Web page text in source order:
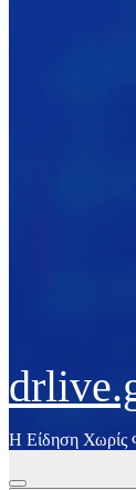
Η Είδηση Χωρίς